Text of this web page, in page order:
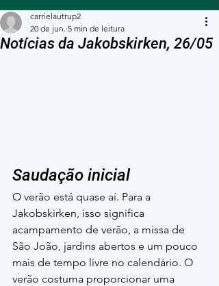
Notícias da Jakobskirken, 26/05
carrielautrup2
20 de jun. 5 min de leitura
Saudação inicial
O verão está quase aí. Para a
Jakobskirken, isso significa
acampamento de verão, a missa de
São João, jardins abertos e um pouco
mais de tempo livre no calendário. O
verão costuma proporcionar uma